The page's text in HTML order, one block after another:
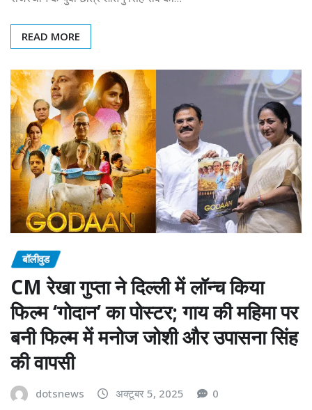
READ MORE
बॉलीवुड
CM रेखा गुप्ता ने दिल्ली में लॉन्च किया
फिल्म ‘गोदान’ का पोस्टर; गाय की महिमा पर
बनी फिल्म में मनोज जोशी और उपासना सिंह
की वापसी
dotsnews अक्टूबर 5, 2025 0